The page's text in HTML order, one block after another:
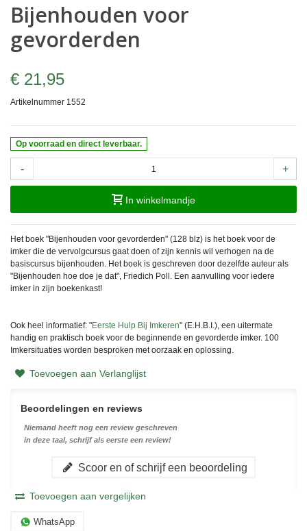
Bijenhouden voor
gevorderden
€ 21,95
Artikelnummer 1552
Op voorraad en direct leverbaar.
- +
In winkelmandje
Het boek "Bijenhouden voor gevorderden" (128 blz) is het boek voor de
imker die de vervolgcursus gaat doen of zijn kennis wil verhogen na de
basiscursus bijenhouden. Het boek is geschreven door dezelfde auteur als
"Bijenhouden hoe doe je dat", Friedich Poll. Een aanvulling voor iedere
imker in zijn boekenkast!
Ook heel informatief: "Eerste Hulp Bij Imkeren" (E.H.B.I.), een uitermate
handig en praktisch boek voor de beginnende en gevorderde imker. 100
Imkersituaties worden besproken met oorzaak en oplossing.
Toevoegen aan Verlanglijst
Beoordelingen en reviews
Niemand heeft nog een review geschreven
in deze taal, schrijf als eerste een review!
Scoor en of schrijf een beoordeling
Toevoegen aan vergelijken
WhatsApp